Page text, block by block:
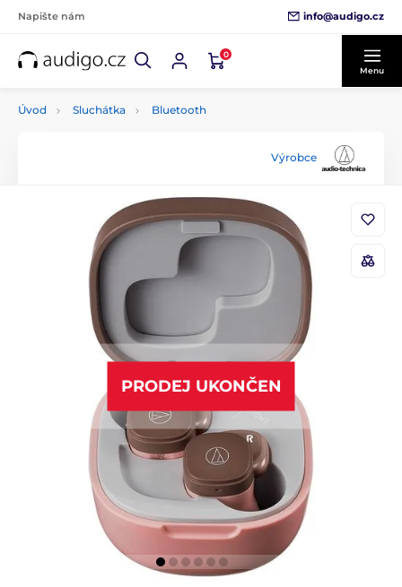
Napište nám info@audigo.cz
0
Menu
Úvod Sluchátka Bluetooth
Výrobce
PRODEJ UKONČEN